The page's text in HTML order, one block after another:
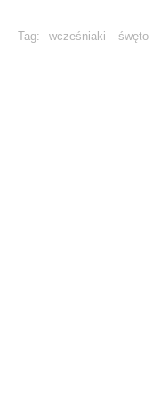
Tag: wcześniaki śwęto